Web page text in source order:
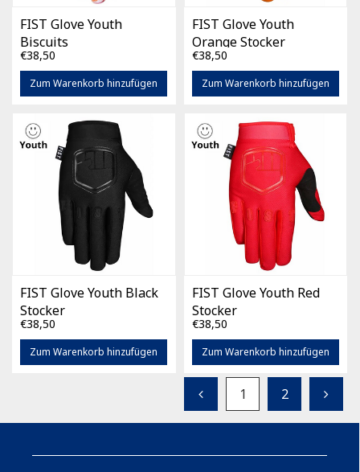
FIST Glove Youth
Biscuits
€38,50
Zum Warenkorb hinzufügen
FIST Glove Youth
Orange Stocker
€38,50
Zum Warenkorb hinzufügen
FIST Glove Youth Black
Stocker
€38,50
Zum Warenkorb hinzufügen
FIST Glove Youth Red
Stocker
€38,50
Zum Warenkorb hinzufügen
1 2